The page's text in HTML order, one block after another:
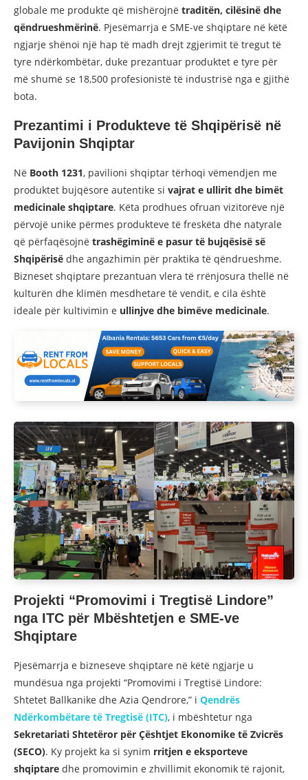
globale me produkte që mishërojnë traditën, cilësinë dhe
qëndrueshmërinë. Pjesëmarrja e SME-ve shqiptare në këtë
ngjarje shënoi një hap të madh drejt zgjerimit të tregut të
tyre ndërkombëtar, duke prezantuar produktet e tyre për
më shumë se 18,500 profesionistë të industrisë nga e gjithë
bota.
Prezantimi i Produkteve të Shqipërisë në
Pavijonin Shqiptar
Në Booth 1231, pavilioni shqiptar tërhoqi vëmendjen me
produktet bujqësore autentike si vajrat e ullirit dhe bimët
medicinale shqiptare. Këta prodhues ofruan vizitorëve një
përvojë unike përmes produkteve të freskëta dhe natyrale
që përfaqësojnë trashëgiminë e pasur të bujqësisë së
Shqipërisë dhe angazhimin për praktika të qëndrueshme.
Bizneset shqiptare prezantuan vlera të rrënjosura thellë në
kulturën dhe klimën mesdhetare të vendit, e cila është
ideale për kultivimin e ullinjve dhe bimëve medicinale.
Projekti “Promovimi i Tregtisë Lindore”
nga ITC për Mbështetjen e SME-ve
Shqiptare
Pjesëmarrja e bizneseve shqiptare në këtë ngjarje u
mundësua nga projekti “Promovimi i Tregtisë Lindore:
Shtetet Ballkanike dhe Azia Qendrore,” i Qendrës
Ndërkombëtare të Tregtisë (ITC), i mbështetur nga
Sekretariati Shtetëror për Çështjet Ekonomike të Zvicrës
(SECO). Ky projekt ka si synim rritjen e eksporteve
shqiptare dhe promovimin e zhvillimit ekonomik të rajonit,